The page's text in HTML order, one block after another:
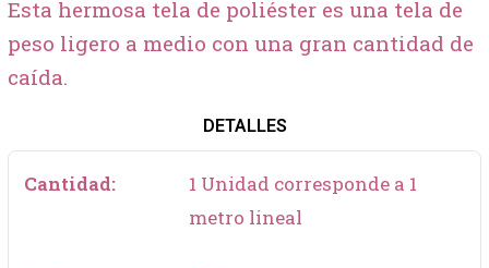
Esta hermosa tela de poliéster es una tela de
peso ligero a medio con una gran cantidad de
caída.
DETALLES
Cantidad:
1 Unidad corresponde a 1
metro lineal